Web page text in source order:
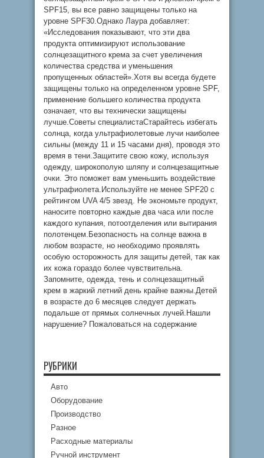
SPF15, вы все равно защищены только на
уровне SPF30.Однако Лаура добавляет:
«Исследования показывают, что эти два
продукта оптимизируют использование
солнцезащитного крема за счет увеличения
количества средства и уменьшения
пропущенных областей».Хотя вы всегда будете
защищены только на определенном уровне SPF,
применение большего количества продукта
означает, что вы технически защищены
лучше.Советы специалистаСтарайтесь избегать
солнца, когда ультрафиолетовые лучи наиболее
сильны (между 11 и 15 часами дня), проводя это
время в тени.Защитите свою кожу, используя
одежду, широкополую шляпу и солнцезащитные
очки. Это поможет вам уменьшить воздействие
ультрафиолета.Используйте не менее SPF20 с
рейтингом UVA 4/5 звезд. Не экономьте продукт,
наносите повторно каждые два часа или после
каждого купания, потоотделения или вытирания
полотенцем.Безопасность на солнце важна в
любом возрасте, но необходимо проявлять
особую осторожность для защиты детей, так как
их кожа гораздо более чувствительна.
Запомните, одежда, тень и солнцезащитный
крем в жаркий летний день крайне важны.Детей
в возрасте до 6 месяцев следует держать
подальше от прямых солнечных лучей.Нашли
нарушение? Пожаловаться на содержание
РУБРИКИ
Авто
Оборудование
Производство
Разное
Расходные материалы
Ручной инструмент